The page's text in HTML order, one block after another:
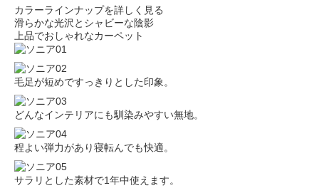
カラーラインナップを詳しく見る
滑らかな光沢とシャビーな陰影
上品でおしゃれなカーペット
毛足が短めですっきりとした印象。
どんなインテリアにも馴染みやすい無地。
程よい弾力があり寝転んでも快適。
サラリとした素材で1年中使えます。